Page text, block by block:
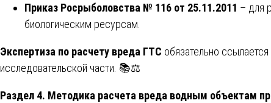
Приказ Росрыболовства № 116 от 25.11.2011 – для
биологическим ресурсам.
Экспертиза по расчету вреда ГТС обязательно
исследовательской части. 📚⚖️
Раздел 4. Методика расчета вреда водным объектам